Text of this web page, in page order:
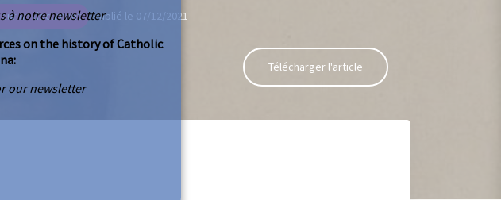
un document Publié le 07/12/2021
Télécharger l'article
à notre newsletter
on the history of Catholic
our newsletter